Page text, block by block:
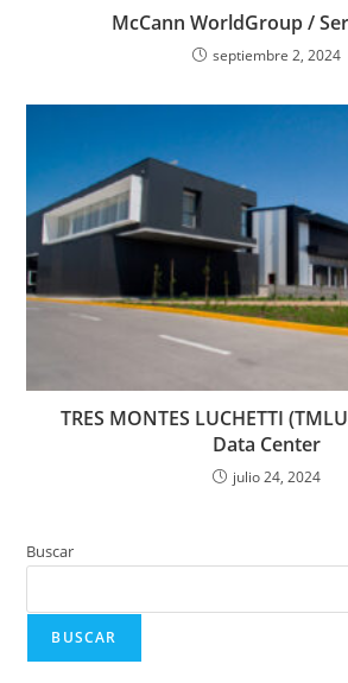
McCann WorldGroup /
septiembre 2, 2024
TRES MONTES LUCHETTI
Data Center
julio 24, 2024
Buscar
BUSCAR